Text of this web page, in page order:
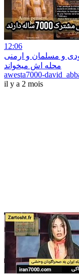
12:06
و مسلمان و ارمنی
محله اش میخواند
awesta7000-
il y a 2 mois